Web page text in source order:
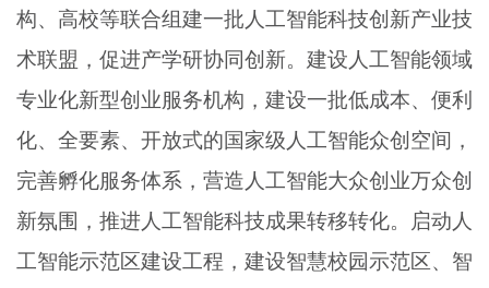
构、高校等联合组建一批人工智能科技创新产业技
术联盟，促进产学研协同创新。建设人工智能领域
专业化新型创业服务机构，建设一批低成本、便利
化、全要素、开放式的国家级人工智能众创空间，
完善孵化服务体系，营造人工智能大众创业万众创
新氛围，推进人工智能科技成果转移转化。启动人
工智能示范区建设工程，建设智慧校园示范区、智